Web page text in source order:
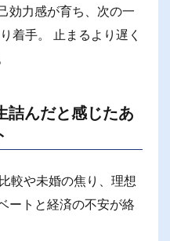
効力感が育ち、次の一
着手。 止まるより遅く
詰んだと感じたあ
較や未婚の焦り、理想
ートと経済の不安が絡